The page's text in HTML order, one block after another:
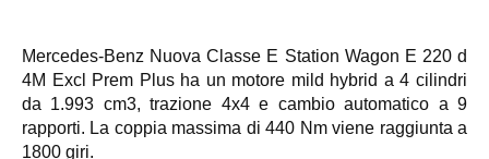
Mercedes-Benz Nuova Classe E Station Wagon E 220 d
4M Excl Prem Plus ha un motore mild hybrid a 4 cilindri
da 1.993 cm3, trazione 4x4 e cambio automatico a 9
rapporti. La coppia massima di 440 Nm viene raggiunta a
1800 giri.